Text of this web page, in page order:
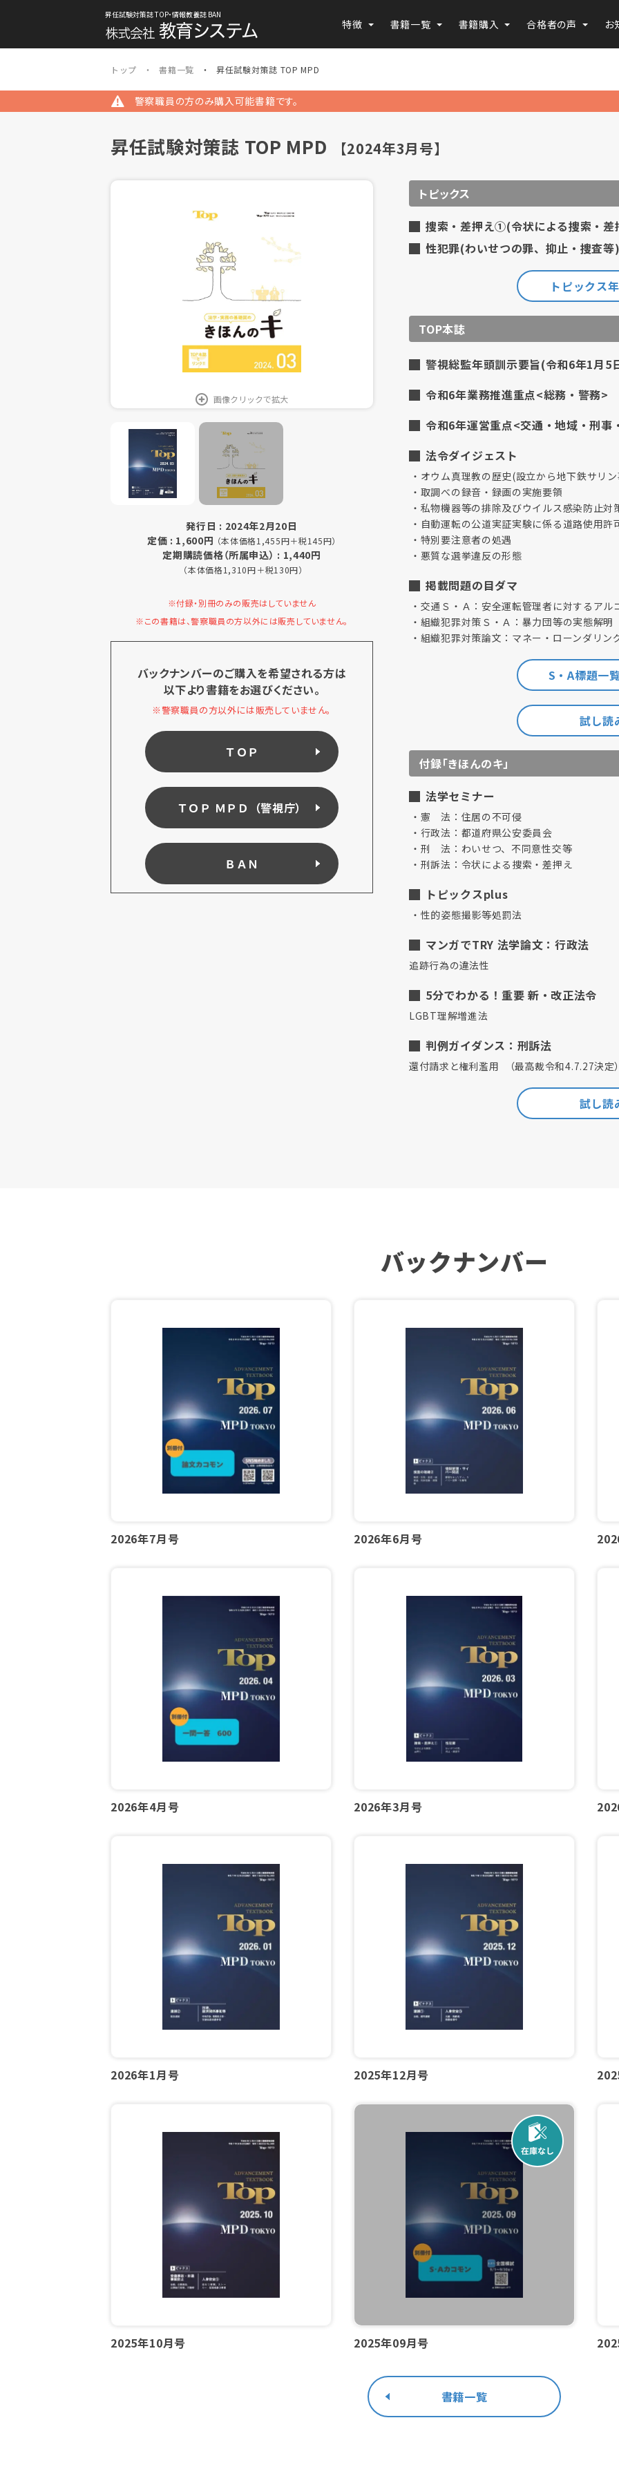
昇任試験対策誌 TOP・情報教養誌 BAN
特徴 書籍一覧 書籍購入 合格者の声 お
トップ 書籍一覧 昇任試験対策誌 TOP MPD
警察職員の方のみ購入可能書籍です。
昇任試験対策誌 TOP MPD 【2024年3月号】
画像クリックで拡大
発行日 : 2024年2月20日
定価 : 1,600円 （本体価格1,455円＋税145円）
定期購読価格（所属申込） : 1,440円
（本体価格1,310円＋税130円）
※付録・別冊のみの販売はしていません
※この書籍は、警察職員の方以外には販売していません。
バックナンバーのご購入を希望される方は
以下より書籍をお選びください。
※警察職員の方以外には販売していません。
ＴＯＰ
ＴＯＰ ＭＰＤ（警視庁）
ＢＡＮ
トピックス
捜索・差押え①(令状による捜索・差
性犯罪(わいせつの罪、抑止・捜査等)
トピックス
TOP本誌
警視総監年頭訓示要旨(令和6年1月5
令和6年業務推進重点<総務・警務>
令和6年運営重点<交通・地域・刑事
法令ダイジェスト
オウム真理教の歴史(設立から地下鉄サリ
取調べの録音・録画の実施要領
私物機器等の排除及びウイルス感染防止対
自動運転の公道実証実験に係る道路使用許
特別要注意者の処遇
悪質な選挙違反の形態
掲載問題の目ダマ
交通Ｓ・Ａ：安全運転管理者に対するアル
組織犯罪対策Ｓ・Ａ：暴力団等の実態解明
組織犯罪対策論文：マネー・ローンダリン
S・A標題一
試し読
付録「きほんのキ」
法学セミナー
憲 法：住居の不可侵
行政法：都道府県公安委員会
刑 法：わいせつ、不同意性交等
刑訴法：令状による捜索・差押え
トピックスplus
性的姿態撮影等処罰法
マンガでTRY 法学論文：行政法
追跡行為の違法性
5分でわかる！重要 新・改正法令
LGBT理解増進法
判例ガイダンス：刑訴法
還付請求と権利濫用 （最高裁令和4.7.27決定）
試し読
バックナンバー
2026年7月号 2026年6月号
2026年4月号 2026年3月号
2026年1月号 2025年12月号
2025年10月号 2025年09月号
書籍一覧